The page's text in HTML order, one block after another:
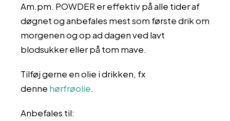
Am.pm. POWDER er effektiv på alle tider af
døgnet og anbefales mest som første drik om
morgenen og op ad dagen ved lavt
blodsukker eller på tom mave.
Tilføj gerne en olie i drikken, fx
denne hørfrøolie.
Anbefales til: